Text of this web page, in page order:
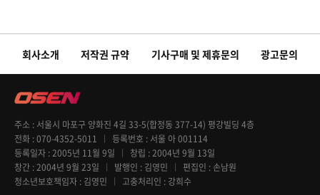
회사소개 저작권 규약 기사구매 및 제휴문의 광고문의
주소
서울시 마포구 양화진 4길 33-5(합정동 377-14) 평강빌딩 4층
전화 070-4352-5011 등록번호
서울 아 001114
등록일자 2005년 11월 9일 창립 2004년 9월 13일
창간 2004년 9월 23일 발행인 김영민 편집인
손남원
청소년보호책임자 김영민 고충처리인 강희수